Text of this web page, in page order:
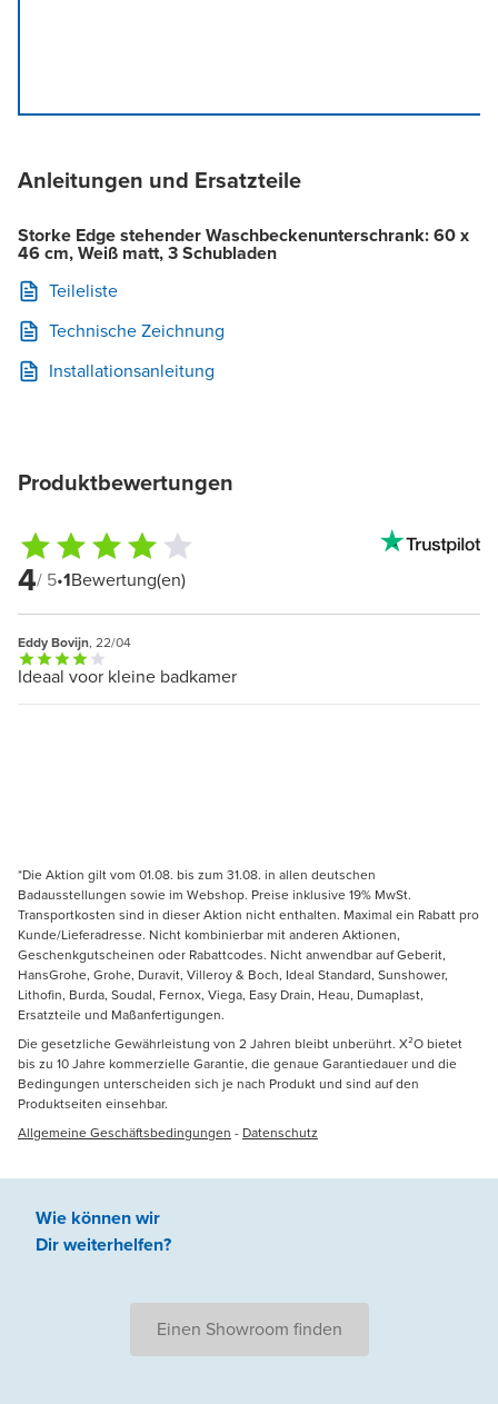
Anleitungen und Ersatzteile
Storke Edge stehender Waschbeckenunterschrank: 60 x
46 cm, Weiß matt, 3 Schubladen
Teileliste
Technische Zeichnung
Installationsanleitung
Produktbewertungen
4/ 5•1Bewertung(en)
Eddy Bovijn, 22/04
Ideaal voor kleine badkamer
*Die Aktion gilt vom 01.08. bis zum 31.08. in allen deutschen
Badausstellungen sowie im Webshop. Preise inklusive 19% MwSt.
Transportkosten sind in dieser Aktion nicht enthalten. Maximal ein Rabatt pro
Kunde/Lieferadresse. Nicht kombinierbar mit anderen Aktionen,
Geschenkgutscheinen oder Rabattcodes. Nicht anwendbar auf Geberit,
HansGrohe, Grohe, Duravit, Villeroy & Boch, Ideal Standard, Sunshower,
Lithofin, Burda, Soudal, Fernox, Viega, Easy Drain, Heau, Dumaplast,
Ersatzteile und Maßanfertigungen.
Die gesetzliche Gewährleistung von 2 Jahren bleibt unberührt. X²O bietet
bis zu 10 Jahre kommerzielle Garantie, die genaue Garantiedauer und die
Bedingungen unterscheiden sich je nach Produkt und sind auf den
Produktseiten einsehbar.
Allgemeine Geschäftsbedingungen - Datenschutz
Wie können wir
Dir weiterhelfen?
Einen Showroom finden